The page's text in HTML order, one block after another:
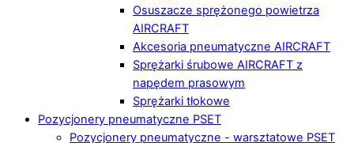
Osuszacze sprężonego powietrza
AIRCRAFT
Akcesoria pneumatyczne AIRCRAFT
Sprężarki śrubowe AIRCRAFT z
napędem prasowym
Sprężarki tłokowe
Pozycjonery pneumatyczne PSET
Pozycjonery pneumatyczne - warsztatowe PSET